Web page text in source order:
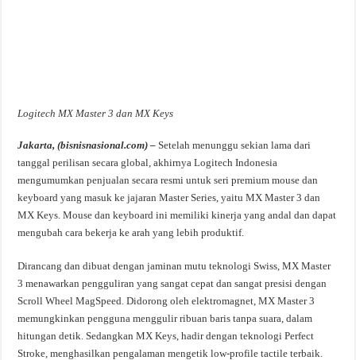
Logitech MX Master 3 dan MX Keys
Jakarta, (bisnisnasional.com) – Setelah menunggu sekian lama dari
tanggal perilisan secara global, akhirnya Logitech Indonesia
mengumumkan penjualan secara resmi untuk seri premium mouse dan
keyboard yang masuk ke jajaran Master Series, yaitu MX Master 3 dan
MX Keys. Mouse dan keyboard ini memiliki kinerja yang andal dan dapat
mengubah cara bekerja ke arah yang lebih produktif.
Dirancang dan dibuat dengan jaminan mutu teknologi Swiss, MX Master
3 menawarkan pengguliran yang sangat cepat dan sangat presisi dengan
Scroll Wheel MagSpeed. Didorong oleh elektromagnet, MX Master 3
memungkinkan pengguna menggulir ribuan baris tanpa suara, dalam
hitungan detik. Sedangkan MX Keys, hadir dengan teknologi Perfect
Stroke, menghasilkan pengalaman mengetik low-profile tactile terbaik.